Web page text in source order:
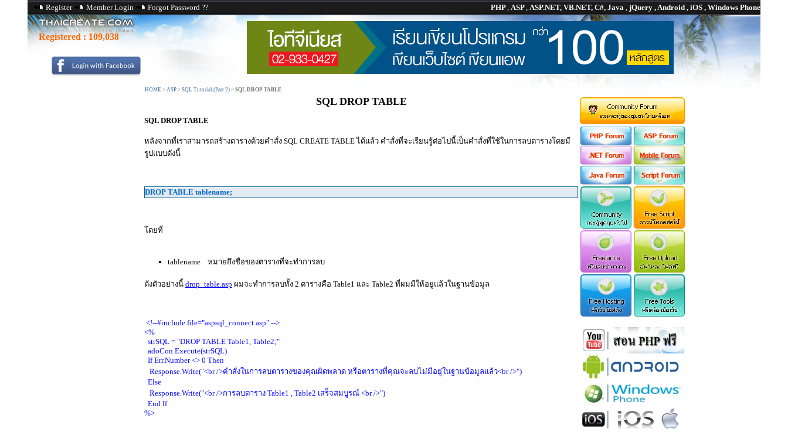
Register Member Login Forgot Password ?? PHP, ASP, ASP.NET, VB.NET, C#, Java , jQuery , Android , iOS , Windows Phone
Registered : 109,038
HOME > ASP > SQL Tutorial (Part 2) > SQL DROP TABLE
SQL DROP TABLE
SQL DROP TABLE
หลังจากที่เราสามารถสร้างตารางด้วยคำสั่ง SQL CREATE TABLE ได้แล้ว คำสั่งที่จะเรียนรู้ต่อไปนี้เป็นคำสั่งที่ใช้ในการลบตารางโดยมี
รูปแบบดังนี้
DROP TABLE tablename;
โดยที่
tablename หมายถึงชื่อของตารางที่จะทำการลบ
ดังตัวอย่างนี้ drop_table.asp ผมจะทำการลบทั้ง 2 ตารางคือ Table1 และ Table2 ที่ผมมีให้อยู่แล้วในฐานข้อมูล
<!--#include file="aspsql_connect.asp" -->
<%
strSQL = "DROP TABLE Table1, Table2;"
adoCon.Execute(strSQL)
If Err.Number <> 0 Then
Response.Write("<br />คำสั่งในการลบตารางของคุณผิดพลาด หรือตารางที่คุณจะลบไม่มีอยู่ในฐานข้อมูลแล้ว<br />")
Else
Response.Write("<br />การลบตาราง Table1 , Table2 เสร็จสมบูรณ์ <br />")
End If
%>